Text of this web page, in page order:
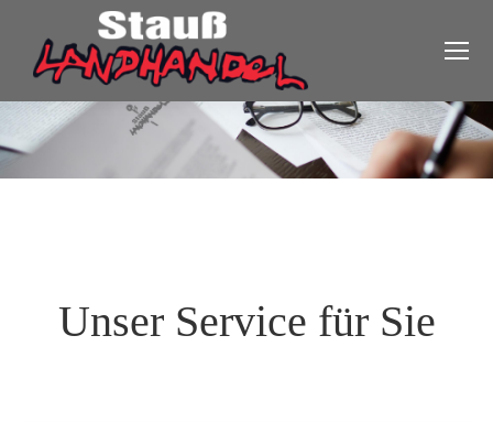
Unser Service für Sie